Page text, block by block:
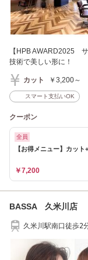
【HPB AWARD2025
技術で美しい形に！
カット ￥3,200～
スマート支払いOK
クーポン
全員
【お得メニュー】カッ
￥7,200
BASSA 久米川店
久米川駅南口徒歩